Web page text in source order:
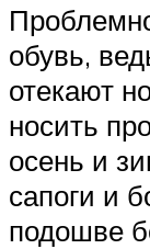
обувь,
отекают
носить
осень и
сапоги и
подошве